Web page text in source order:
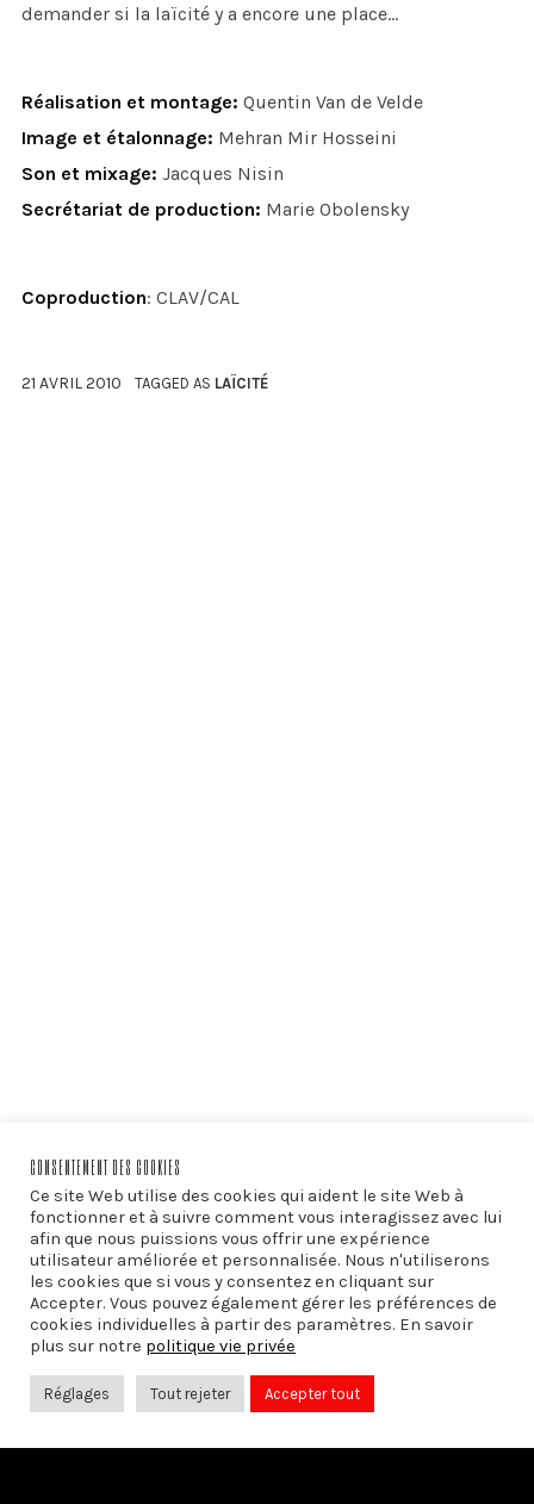
demander si la laïcité y a encore une place…
Réalisation et montage: Quentin Van de Velde
Image et étalonnage: Mehran Mir Hosseini
Son et mixage: Jacques Nisin
Secrétariat de production: Marie Obolensky
Coproduction: CLAV/CAL
21 AVRIL 2010 TAGGED AS LAÏCITÉ
PRÉCÉDENT
Réflexions sur la laïcité
CONSENTEMENT DES COOKIES
Ce site Web utilise des cookies qui aident le site Web à
fonctionner et à suivre comment vous interagissez avec lui
afin que nous puissions vous offrir une expérience
utilisateur améliorée et personnalisée. Nous n'utiliserons
les cookies que si vous y consentez en cliquant sur
Accepter. Vous pouvez également gérer les préférences de
cookies individuelles à partir des paramètres. En savoir
plus sur notre politique vie privée
Réglages Tout rejeter Accepter tout